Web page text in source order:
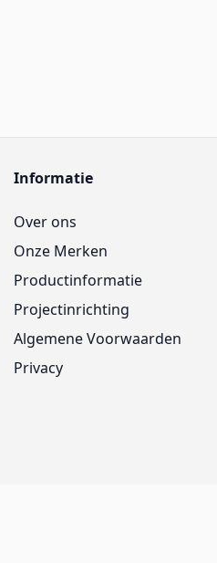
Informatie
Over ons
Onze Merken
Productinformatie
Projectinrichting
Algemene Voorwaarden
Privacy